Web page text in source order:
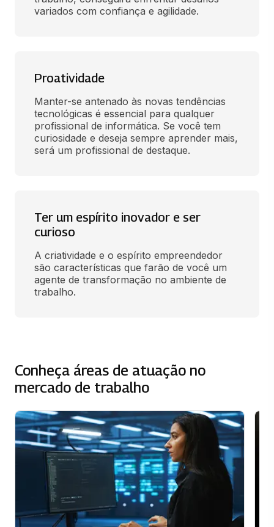
variados com confiança e agilidade.
Proatividade
Manter-se antenado às novas tendências
tecnológicas é essencial para qualquer
profissional de informática. Se você tem
curiosidade e deseja sempre aprender mais,
será um profissional de destaque.
Ter um espírito inovador e ser
curioso
A criatividade e o espírito empreendedor
são características que farão de você um
agente de transformação no ambiente de
trabalho.
Conheça áreas de atuação no
mercado de trabalho